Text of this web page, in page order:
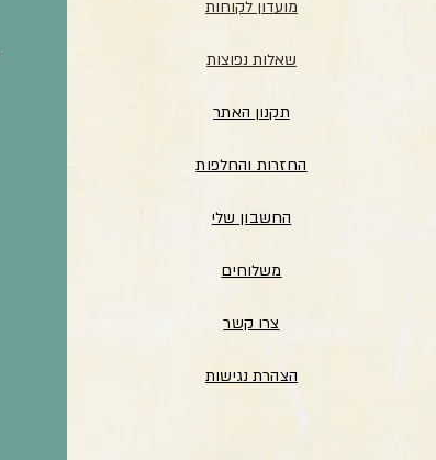
מועדון לקוחות
שאלות נפוצות
תקנון האתר
החזרות והחלפות
החשבון שלי
משלוחים
צרו קשר
הצהרת נגישות